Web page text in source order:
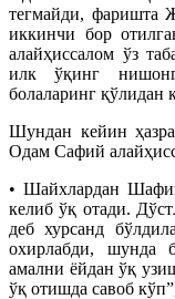
тегмайди, фаришта
иккинчи бор
алайҳиссалом ўз
илк ўқинг
болаларинг қўлидан
Шундан кейин
Одам Сафий
• Шайхлардан
келиб ўқ отади.
деб хурсанд
охирлабди, шунда
амални ёйдан ўқ
ўқ отишда савоб